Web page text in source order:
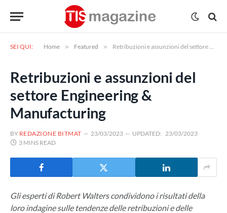
SEI QUI: Home » Featured » Retribuzioni e assunzioni del settore Engineering & Manufacturing
Retribuzioni e assunzioni del
settore Engineering &
Manufacturing
BY REDAZIONE BITMAT 23/03/2023 UPDATED: 23/03/2023
3 MINS READ
Gli esperti di Robert Walters condividono i risultati della
loro indagine sulle tendenze delle retribuzioni e delle